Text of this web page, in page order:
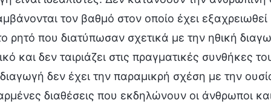
τον βαθμό στον οποίο έχει
ρητό που διατύπωσαν σχετικά με την ηθική
και δεν ταιριάζει στις πραγματικές συνθήκες
δεν έχει την παραμικρή σχέση με την
διαθέσεις που εκδηλώνουν οι άνθρωποι και